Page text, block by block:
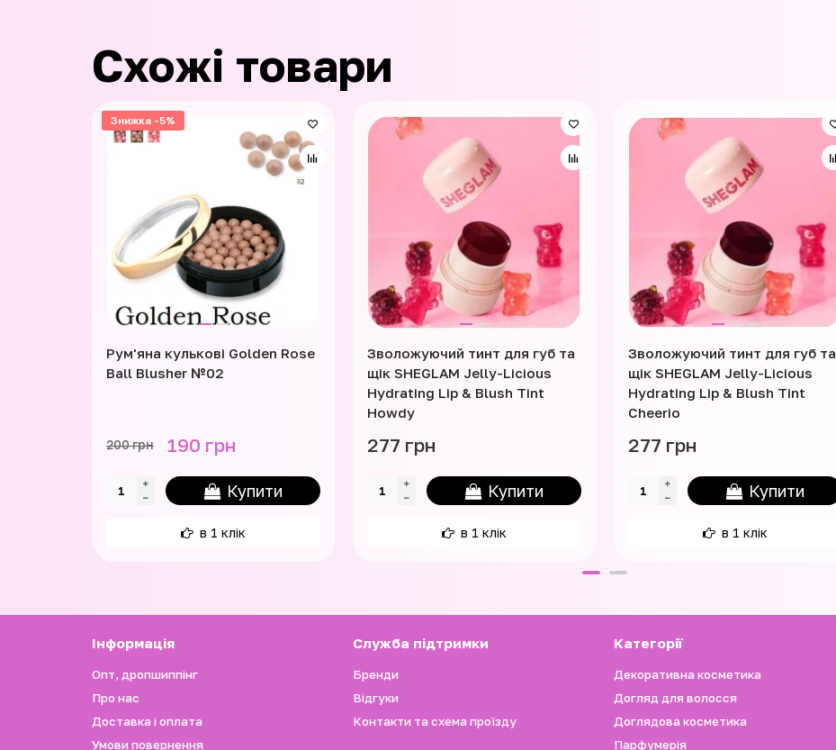
Схожі товари
Знижка -5%
Рум'яна кулькові Golden Rose
Ball Blusher №02
200 грн 190 грн
Купити
в 1 клік
Зволожуючий тинт для губ та
щік SHEGLAM Jelly-Licious
Hydrating Lip & Blush Tint
Howdy
277 грн
Купити
в 1 клік
Зволожуючий тинт для губ та
щік SHEGLAM Jelly-Licious
Hydrating Lip & Blush Tint
Cheerio
277 грн
Купити
в 1 клік
Iнформація
Опт, дропшиппінг
Про нас
Доставка і оплата
Умови повернення
Служба підтримки
Бренди
Відгуки
Контакти та схема проїзду
Категорії
Декоративна косметика
Догляд для волосся
Доглядова косметика
Парфумерія